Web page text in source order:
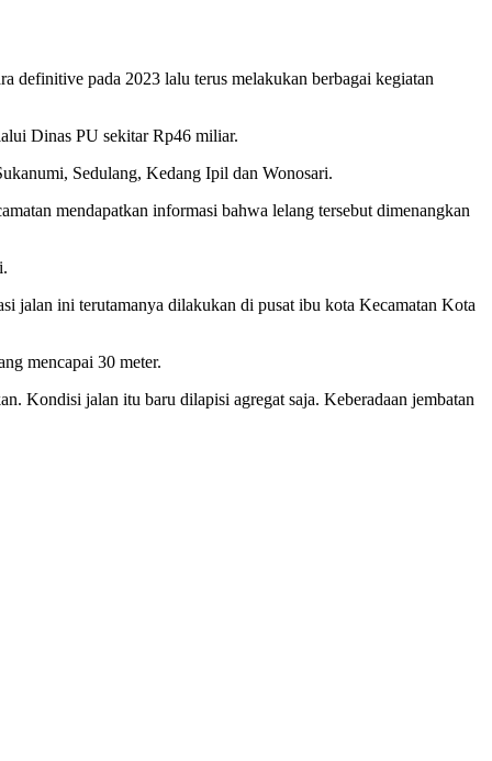
pada 2023 lalu terus melakukan berbagai kegiatan
Dinas PU sekitar Rp46 miliar.
Sedulang, Kedang Ipil dan Wonosari.
mendapatkan informasi bahwa lelang tersebut dimenangkan
jalan ini terutamanya dilakukan di pusat ibu kota Kecamatan Kota
mencapai 30 meter.
Kondisi jalan itu baru dilapisi agregat saja. Keberadaan jembatan